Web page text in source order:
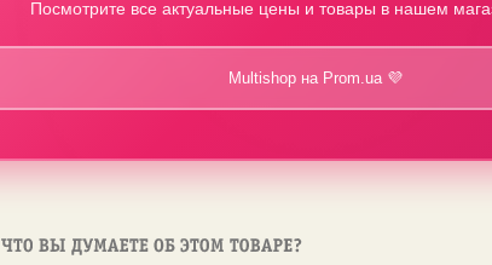
Посмотрите все актуальные цены и товары в нашем
Multishop на Prom.ua 💜